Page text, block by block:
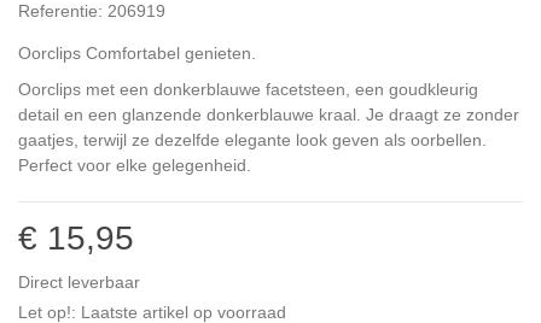
Referentie: 206919
Oorclips Comfortabel genieten.
Oorclips met een donkerblauwe facetsteen, een goudkleurig
detail en een glanzende donkerblauwe kraal. Je draagt ze zonder
gaatjes, terwijl ze dezelfde elegante look geven als oorbellen.
Perfect voor elke gelegenheid.
€ 15,95
Direct leverbaar
Let op!: Laatste artikel op voorraad